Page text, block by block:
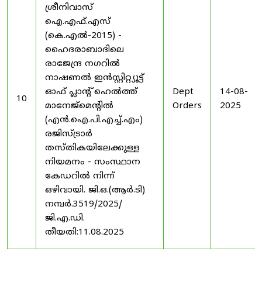
10
ശ്രീനിവാസ്
ഐ.എഫ്.എസ്
(കെ.എൽ-2015) -
ഹൈദരാബാദിലെ
രാജേന്ദ്ര നഗറിൽ
നാഷണൽ ഇൻസ്റ്റിറ്റ്യൂട്ട്
ഓഫ് പ്ലാന്റ് ഹെൽത്ത്
മാനേജ്‌മെന്റിൽ
(എൻ.ഐ.പി.എച്ച്.എം)
രജിസ്ട്രാർ
തസ്തികയിലേക്കുള്ള
നിയമനം - സംസ്ഥാന
കേഡറിൽ നിന്ന്
ഒഴിവായി. ജി.ഒ.(ആർ.ടി)
നമ്പർ.3519/2025/
ജി.എ.ഡി.
തീയതി:11.08.2025
Dept
Orders
14-08-
2025